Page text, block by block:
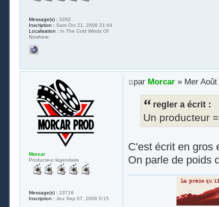
Message(s) : 3262
Inscription : Sam Oct 21, 2006 21:44
Localisation : In The Cold Winds Of
Nowhere
par Morcar» Mer Août
regler a écrit :
Un producteur
C'est écrit en gros
On parle de poids
Morcar
Producteur légendaire
Message(s) : 23716
Inscription : Jeu Sep 07, 2006 0:15